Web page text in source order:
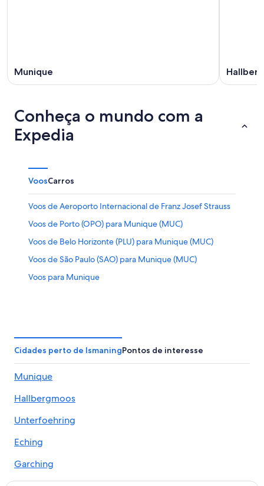
Munique
Conheça o mundo com a
Expedia
VoosCarros
Voos de Aeroporto Internacional de Franz Josef Strauss
Voos de Porto (OPO) para Munique (MUC)
Voos de Belo Horizonte (PLU) para Munique (MUC)
Voos de São Paulo (SAO) para Munique (MUC)
Voos para Munique
Cidades perto de IsmaningPontos de interesse
Munique
Hallbergmoos
Unterfoehring
Eching
Garching